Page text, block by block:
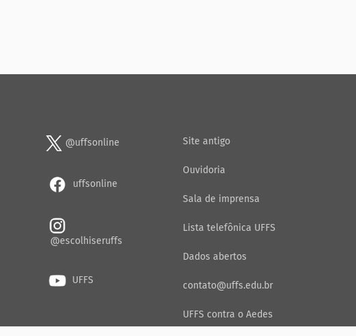
@uffsonline
uffsonline
@escolhiseruffs
UFFS
Site antigo
Ouvidoria
Sala de imprensa
Lista telefônica UFFS
Dados abertos
contato@uffs.edu.br
UFFS contra o Aedes